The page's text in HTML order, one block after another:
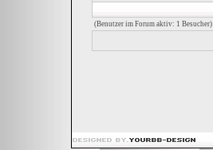
(Benutzer im Forum aktiv: 1 Besucher)